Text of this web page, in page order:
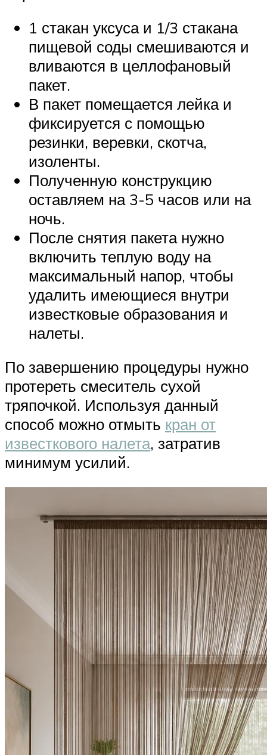
1 стакан уксуса и 1/3 стакана
пищевой соды смешиваются и
вливаются в целлофановый
пакет.
В пакет помещается лейка и
фиксируется с помощью
резинки, веревки, скотча,
изоленты.
Полученную конструкцию
оставляем на 3-5 часов или на
ночь.
После снятия пакета нужно
включить теплую воду на
максимальный напор, чтобы
удалить имеющиеся внутри
известковые образования и
налеты.
По завершению процедуры нужно
протереть смеситель сухой
тряпочкой. Используя данный
способ можно отмыть кран от
известкового налета, затратив
минимум усилий.